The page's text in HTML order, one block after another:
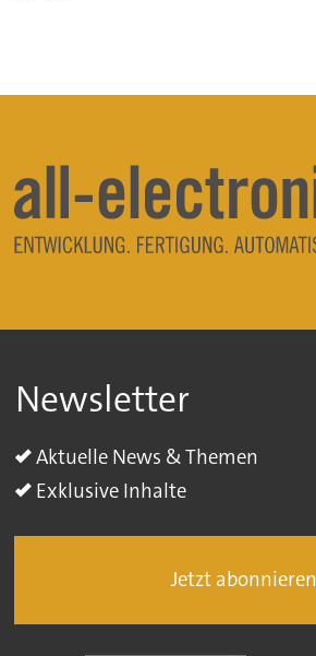
Newsletter
Aktuelle News & Themen
Exklusive Inhalte
Jetzt abonnieren